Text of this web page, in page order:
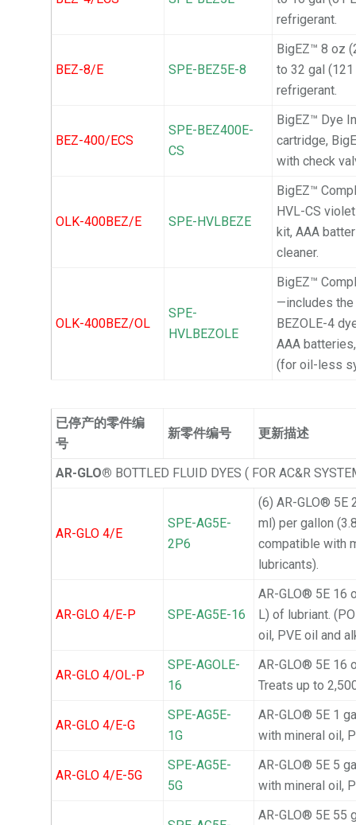
refrigerant.
BEZ-8/E SPE-BEZ5E-8
BigEZ™ 8 oz
to 32 gal
refrigerant.
BEZ-400/ECS
SPE-BEZ400E-
CS
BigEZ™ Dye
cartridge,
with check
OLK-400BEZ/E SPE-HVLBEZE
BigEZ™
HVL-CS
kit, AAA
cleaner.
OLK-400BEZ/OL
SPE-
HVLBEZOLE
BigEZ™
—includes the
BEZOLE-4
AAA
(for oil-less
已停产的零件编
号
新零件编号 更新描述
AR-GLO® BOTTLED FLUID DYES ( FOR AC&R
AR-GLO 4/E
SPE-AG5E-
2P6
(6) AR-GLO® 5E
ml) per gallon
compatible with
lubricants).
AR-GLO 4/E-P SPE-AG5E-16
AR-GLO® 5E 16
L) of lubriant.
oil, PVE oil and
AR-GLO 4/OL-P
SPE-AGOLE-
16
AR-GLO® 5E 16
Treats up to
AR-GLO 4/E-G
SPE-AG5E-
1G
AR-GLO® 5E 1
with mineral oil,
AR-GLO 4/E-5G
SPE-AG5E-
5G
AR-GLO® 5E 5
with mineral oil,
AR-GLO® 5E 55